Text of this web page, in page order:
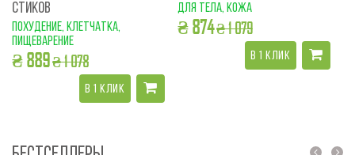
СТИКОВ
похудение, клетчатка,
пищеварение
₴ 889₴ 1 078
В 1 КЛИК
для тела, кожа
₴ 874₴ 1 079
В 1 КЛИК